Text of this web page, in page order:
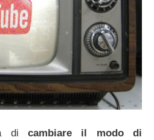
di cambiare il modo di